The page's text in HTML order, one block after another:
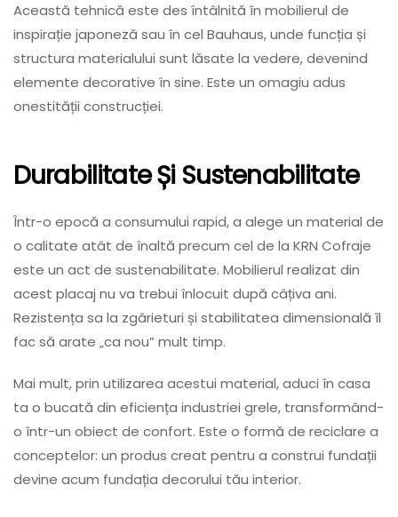
Această tehnică este des întâlnită în mobilierul de
inspirație japoneză sau în cel Bauhaus, unde funcția și
structura materialului sunt lăsate la vedere, devenind
elemente decorative în sine. Este un omagiu adus
onestității construcției.
Durabilitate Și Sustenabilitate
Într-o epocă a consumului rapid, a alege un material de
o calitate atât de înaltă precum cel de la KRN Cofraje
este un act de sustenabilitate. Mobilierul realizat din
acest placaj nu va trebui înlocuit după câțiva ani.
Rezistența sa la zgârieturi și stabilitatea dimensională îl
fac să arate „ca nou” mult timp.
Mai mult, prin utilizarea acestui material, aduci în casa
ta o bucată din eficiența industriei grele, transformând-
o într-un obiect de confort. Este o formă de reciclare a
conceptelor: un produs creat pentru a construi fundații
devine acum fundația decorului tău interior.